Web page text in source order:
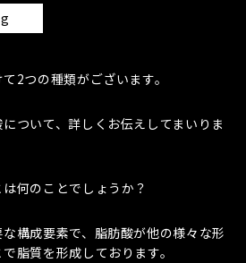
2つの種類がございます。
ついて、詳しくお伝えしてまいりま
何のことでしょうか？
構成要素で、脂肪酸が他の様々な形
脂質を形成しております。